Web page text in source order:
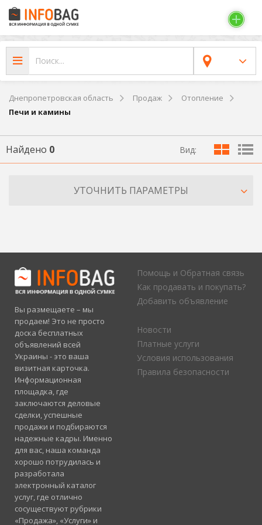
Днепропетровская область Продаж
Отопление
Печи и камины
Найдено 0 Вид:
УТОЧНИТЬ ПАРАМЕТРЫ
Вы размещаете – мы
продаем! Это не просто
доска бесплатных
объявлений всей
Украины - это ваша
визитная карточка.
Информационная
площадка, где
заключаются деловые
сделки, успешные
продажи и подбираются
надежные кадры. Именно
для вас, наша команда
хорошо потрудилась и
разработала
электронный каталог
услуг, где отлично
сосуществуют рубрики
«Продажа», «Услуги» и
Помощь и Обратная связь
Как продавать и покупать?
Добавить объявление
Новости
Платные услуги
Условия использования
Правила безопасности